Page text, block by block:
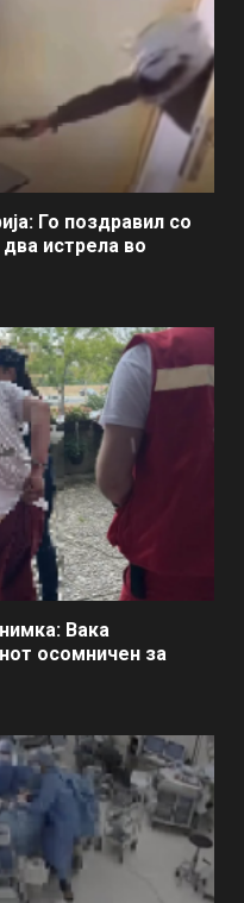
Го поздравил со
истрела во
Вака
осомничен за